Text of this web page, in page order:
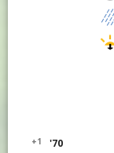
'70
+1